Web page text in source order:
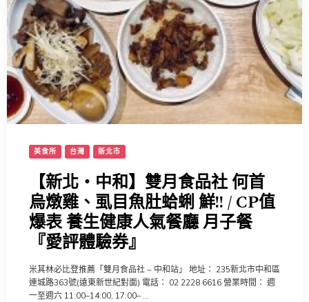
美食所 台灣 新北市
【新北‧中和】雙月食品社 何首
烏燉雞、虱目魚肚蛤蜊 鮮!! / CP值
爆表 養生健康人氣餐廳 月子餐
『愛評體驗券』
米其林必比登推薦「雙月食品社 ~ 中和站」 地址： 235新北市中和區
連城路363號(遠東新世紀對面) 電話： 02 2228 6616 營業時間∶ 週
一至週六 11:00–14:00, 17:00– …